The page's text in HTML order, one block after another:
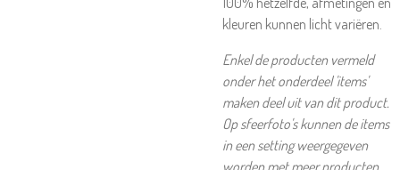
kleuren kunnen licht variëren.
Enkel de producten vermeld
onder het onderdeel 'items'
maken deel uit van dit product.
Op sfeerfoto's kunnen de items
in een setting weergegeven
worden met meer producten